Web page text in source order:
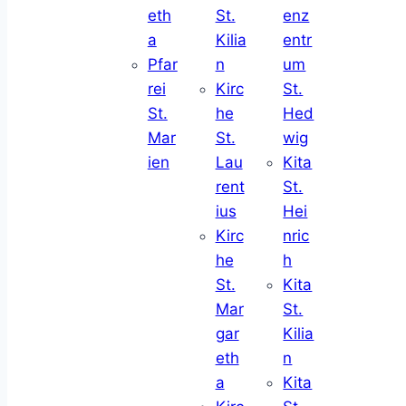
eth
a
Pfar
rei
St.
Mar
ien
St.
Kilia
n
Kirc
he
St.
Lau
rent
ius
Kirc
he
St.
Mar
gar
eth
a
enz
entr
um
St.
Hed
wig
Kita
St.
Hei
nric
h
Kita
St.
Kilia
n
Kita